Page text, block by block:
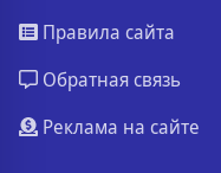
Правила сайта
Обратная связь
Реклама на сайте